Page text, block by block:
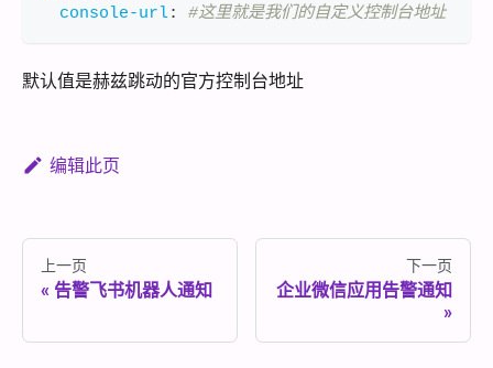
console-url: #这里就是我们的自定义控制台地址
默认值是赫兹跳动的官方控制台地址
编辑此页
上一页
告警飞书机器人通知
下一页
企业微信应用告警通知